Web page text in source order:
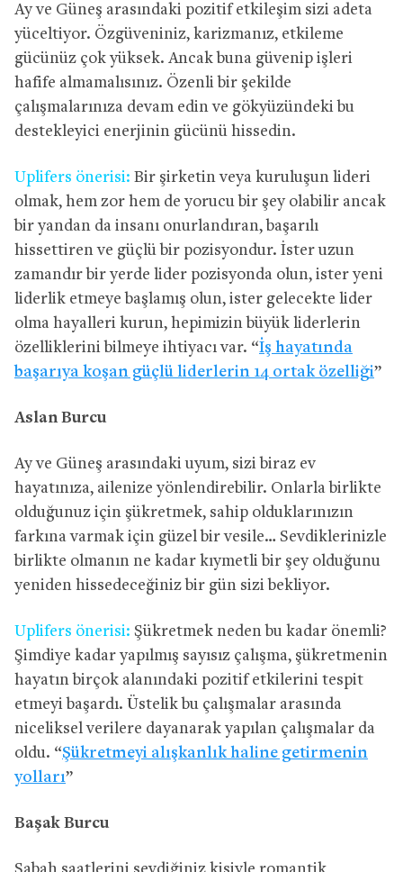
Ay ve Güneş arasındaki pozitif etkileşim sizi adeta
yüceltiyor. Özgüveniniz, karizmanız, etkileme
gücünüz çok yüksek. Ancak buna güvenip işleri
hafife almamalısınız. Özenli bir şekilde
çalışmalarınıza devam edin ve gökyüzündeki bu
destekleyici enerjinin gücünü hissedin.
Uplifers önerisi: Bir şirketin veya kuruluşun lideri
olmak, hem zor hem de yorucu bir şey olabilir ancak
bir yandan da insanı onurlandıran, başarılı
hissettiren ve güçlü bir pozisyondur. İster uzun
zamandır bir yerde lider pozisyonda olun, ister yeni
liderlik etmeye başlamış olun, ister gelecekte lider
olma hayalleri kurun, hepimizin büyük liderlerin
özelliklerini bilmeye ihtiyacı var. “İş hayatında
başarıya koşan güçlü liderlerin 14 ortak özelliği”
Aslan Burcu
Ay ve Güneş arasındaki uyum, sizi biraz ev
hayatınıza, ailenize yönlendirebilir. Onlarla birlikte
olduğunuz için şükretmek, sahip olduklarınızın
farkına varmak için güzel bir vesile… Sevdiklerinizle
birlikte olmanın ne kadar kıymetli bir şey olduğunu
yeniden hissedeceğiniz bir gün sizi bekliyor.
Uplifers önerisi: Şükretmek neden bu kadar önemli?
Şimdiye kadar yapılmış sayısız çalışma, şükretmenin
hayatın birçok alanındaki pozitif etkilerini tespit
etmeyi başardı. Üstelik bu çalışmalar arasında
niceliksel verilere dayanarak yapılan çalışmalar da
oldu. “Şükretmeyi alışkanlık haline getirmenin
yolları”
Başak Burcu